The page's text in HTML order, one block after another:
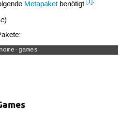
Metapaketbenötigt [1]:
)
games